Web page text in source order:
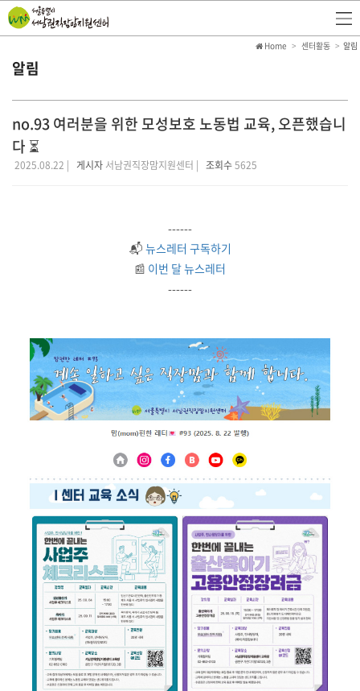
알림
Home 센터활동 알림
no.93 여러분을 위한 모성보호 노동법 교육, 오픈했습니
다 ⏳
2025.08.22 | 게시자 서남권직장맘지원센터 | 조회수5625
------
📬 뉴스레터 구독하기
📰 이번 달 뉴스레터
------